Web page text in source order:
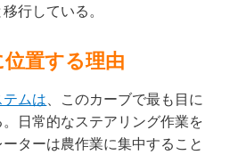
行している。
置する理由
ムは、このカーブで最も目に
日常的なステアリング作業を
ターは農作業に集中すること